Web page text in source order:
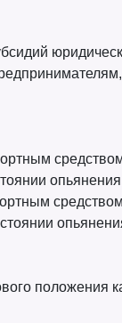
положения